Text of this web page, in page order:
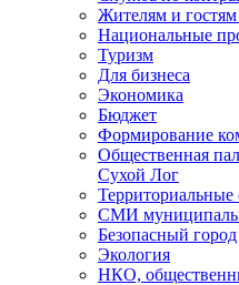
Жителям и гостям
Национальные
Туризм
Для бизнеса
Экономика
Бюджет
Формирование
Общественная
Сухой Лог
Территориальные
СМИ
Безопасный город
Экология
НКО,